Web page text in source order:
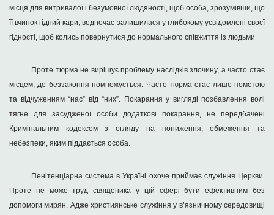
місця для витривалої і безумовної людяності, щоб особа, зрозумівши, що
її вчинок гідний кари, водночас залишилася у глибокому усвідомлені своєї
гідності, щоб колись повернутися до нормального співжиття із людьми
Проте тюрма не вирішує проблему наслідків злочину, а часто стає
місцем, де беззаконня помножується. Часто тюрма стає лише помстою
та відчуженням “нас” від “них”. Покарання у вигляді позбавлення волі
тягне для засудженої особи додаткові покарання, не передбачені
Кримінальним кодексом з огляду на пониження, обмеження та
небезпеки, яким піддається особа.
Пенітенціарна система в Україні охоче приймає служіння Церкви.
Проте не може труд священика у цій сфері бути ефективним без
допомоги мирян. Адже християнське служіння у в’язничному середовищі